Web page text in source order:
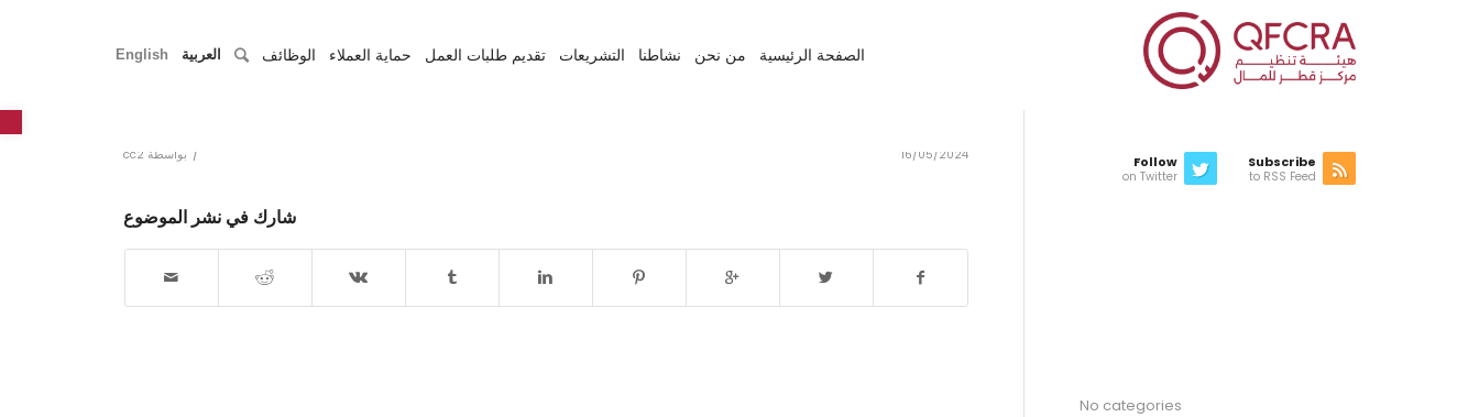
الصفحة الرئيسية من نحن نشاطنا التشريعات تقديم طلبات العمل حماية العملاء الوظائف العربية English
16/05/2024
/ بواسطة cc2
شارك في نشر الموضوع
Follow
on Twitter
Subscribe
to RSS Feed
No categories